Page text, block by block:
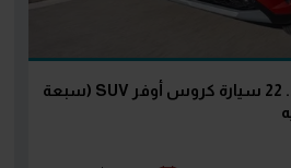
بعد طرح RX9 وفرونتيرا.. 22 سيارة كروس أوفر SUV (سبعة